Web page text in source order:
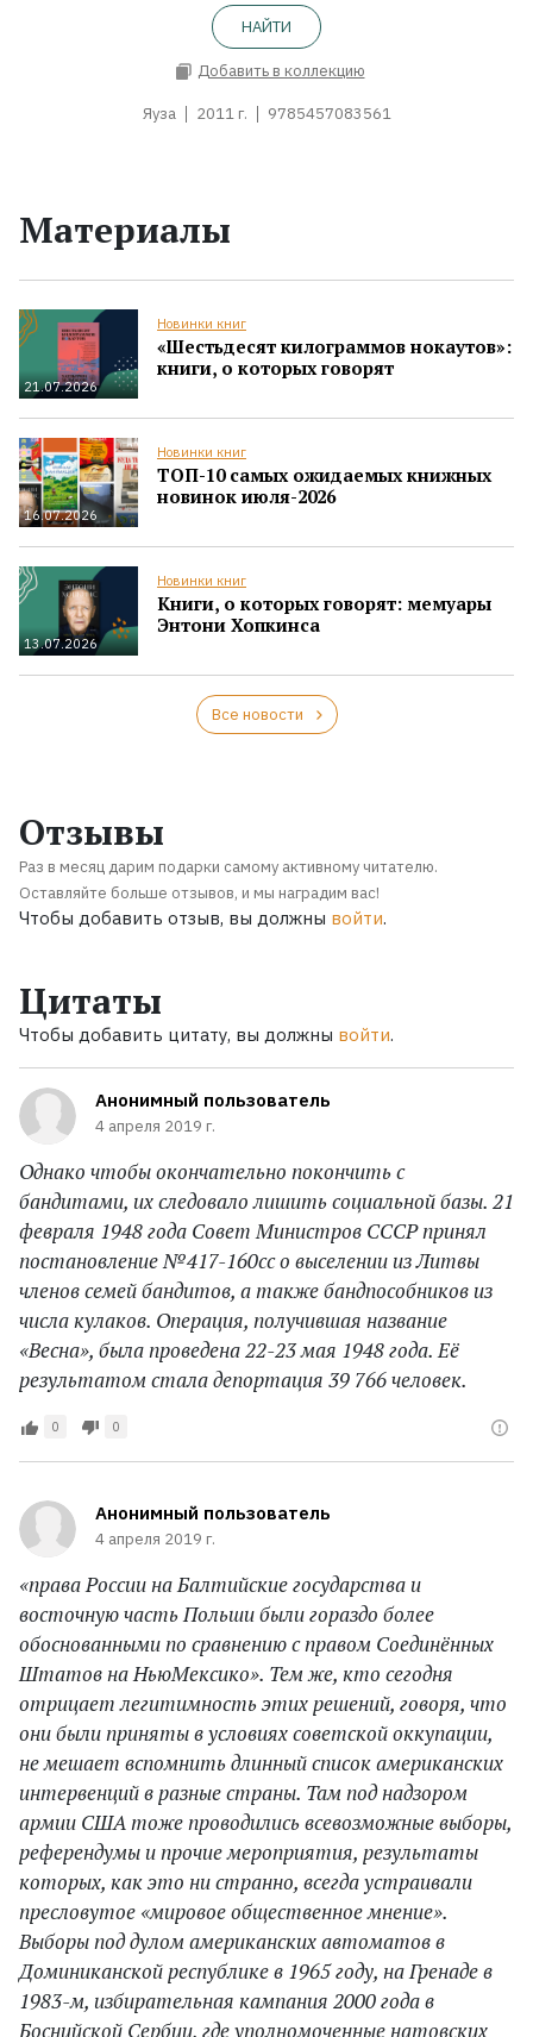
НАЙТИ
Добавить в коллекцию
Яуза 2011 г. 9785457083561
Материалы
21.07.2026
Новинки книг
«Шестьдесят килограммов нокаутов»:
книги, о которых говорят
16.07.2026
Новинки книг
ТОП-10 самых ожидаемых книжных
новинок июля-2026
13.07.2026
Новинки книг
Книги, о которых говорят: мемуары
Энтони Хопкинса
Все новости
Отзывы
Раз в месяц дарим подарки самому активному читателю.
Оставляйте больше отзывов, и мы наградим вас!
Чтобы добавить отзыв, вы должны войти.
Цитаты
Чтобы добавить цитату, вы должны войти.
Анонимный пользователь
4 апреля 2019 г.
Однако чтобы окончательно покончить с
бандитами, их следовало лишить социальной базы. 21
февраля 1948 года Совет Министров СССР принял
постановление №417-160сс о выселении из Литвы
членов семей бандитов, а также бандпособников из
числа кулаков. Операция, получившая название
«Весна», была проведена 22-23 мая 1948 года. Её
результатом стала депортация 39 766 человек.
0 0
Анонимный пользователь
4 апреля 2019 г.
«права России на Балтийские государства и
восточную часть Польши были гораздо более
обоснованными по сравнению с правом Соединённых
Штатов на НьюМексико». Тем же, кто сегодня
отрицает легитимность этих решений, говоря, что
они были приняты в условиях советской оккупации,
не мешает вспомнить длинный список американских
интервенций в разные страны. Там под надзором
армии США тоже проводились всевозможные выборы,
референдумы и прочие мероприятия, результаты
которых, как это ни странно, всегда устраивали
пресловутое «мировое общественное мнение».
Выборы под дулом американских автоматов в
Доминиканской республике в 1965 году, на Гренаде в
1983-м, избирательная кампания 2000 года в
Боснийской Сербии, где уполномоченные натовских